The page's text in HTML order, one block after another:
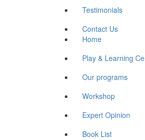
Testimonials
Contact Us
Home
Play & Learning
Our programs
Workshop
Expert Opinion
Book List